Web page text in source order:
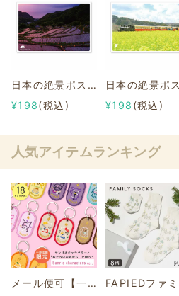
日本の絶景ポストカード ～夏～ 石部の棚田/静岡県
¥198(税込)
¥198 (税込)
人気アイテムランキング
メール便可【一部店舗限定】2/8b PAIR KEY RING Sanrio characters ver.